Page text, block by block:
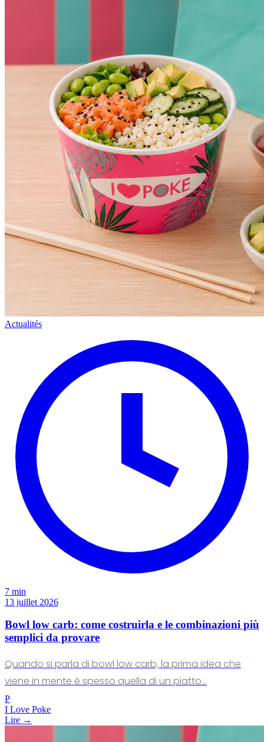
Actualités
7 min
13 juillet 2026
Bowl low carb: come costruirla e le combinazioni più
semplici da provare
Quando si parla di bowl low carb, la prima idea che
viene in mente è spesso quella di un piatto…
P
I Love Poke
Lire →